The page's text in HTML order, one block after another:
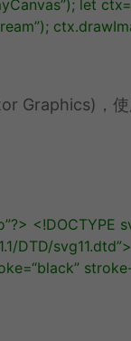
); let ctx=
); ctx.
Graphics)，使
<!DOCTYPE
DTD/svg11.dtd”>
“black”